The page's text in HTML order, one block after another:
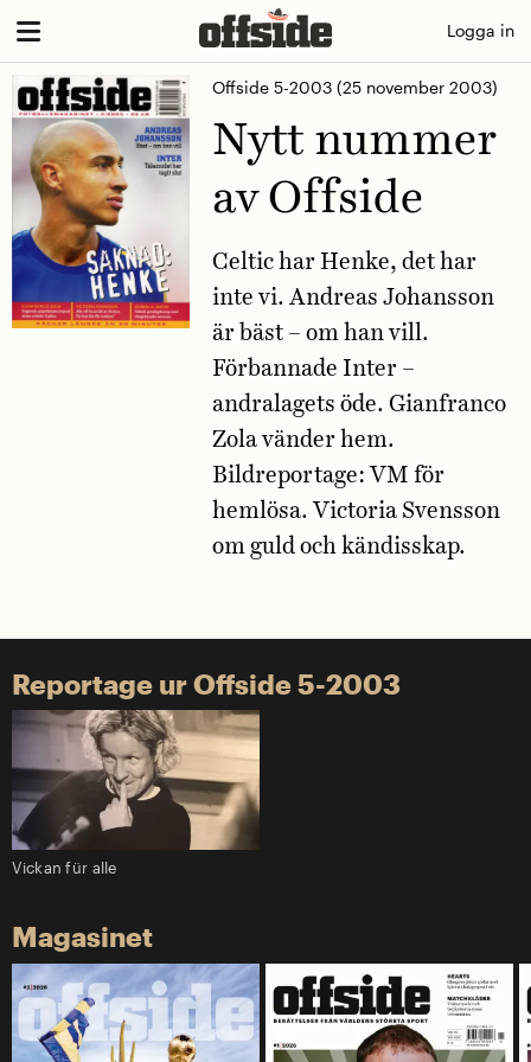
Skip
content
Logga in
Offside 5-2003 (25 november 2003)
Nytt nummer
av Offside
Celtic har Henke, det har
inte vi. Andreas Johansson
är bäst – om han vill.
Förbannade Inter –
andralagets öde. Gianfranco
Zola vänder hem.
Bildreportage: VM för
hemlösa. Victoria Svensson
om guld och kändisskap.
Reportage ur Offside 5-2003
Vickan für alle
Magasinet